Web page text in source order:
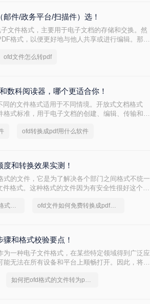
件/政务平台/扫描件）选！
文件格式，主要用于电子文档的存储和交换。然
格式，以便更好地与他人共享或进行编辑。那么
ofd文件怎么转pdf
数科阅读器，哪个更适合你！
的文件格式适用于不同情境。开放式文档格式
格式标准，用于电子文档的创建、编辑、传输和存
格式是很常见的情况。那么如何将ofd文件转
ofd转换成pdf用什么软件
和转换效果实测！
的文件，它是为了解决各个部门之间格式不统一
格式。这种格式的文件因为有安全性很好这个优
麻烦，其实要解决这个问题也很简单，只能ofd
ofd文件如何转换成pdf格式免费 ofd文件如何免费转换成pdf格式
和格式校验要点！
一种电子文件格式，在某些特定领域得到广泛应
无法在所有设备和平台上顺畅打开。因此，将其
如何把ofd格式的文件转为pdf格式